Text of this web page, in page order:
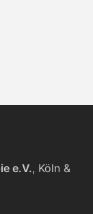
e.V., Köln &